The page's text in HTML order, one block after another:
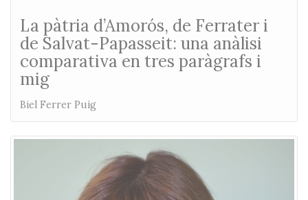
La pàtria d’Amorós, de Ferrater i
de Salvat-Papasseit: una anàlisi
comparativa en tres paràgrafs i
mig
Biel Ferrer Puig